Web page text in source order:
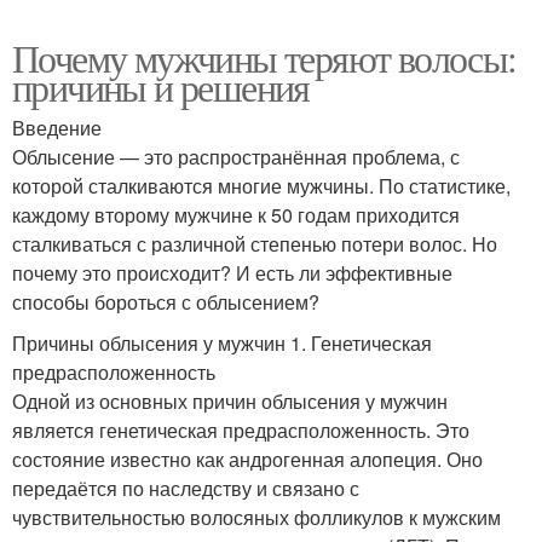
Почему мужчины теряют волосы:
причины и решения
Введение
Облысение — это распространённая проблема, с
которой сталкиваются многие мужчины. По статистике,
каждому второму мужчине к 50 годам приходится
сталкиваться с различной степенью потери волос. Но
почему это происходит? И есть ли эффективные
способы бороться с облысением?
Причины облысения у мужчин 1. Генетическая
предрасположенность
Одной из основных причин облысения у мужчин
является генетическая предрасположенность. Это
состояние известно как андрогенная алопеция. Оно
передаётся по наследству и связано с
чувствительностью волосяных фолликулов к мужским